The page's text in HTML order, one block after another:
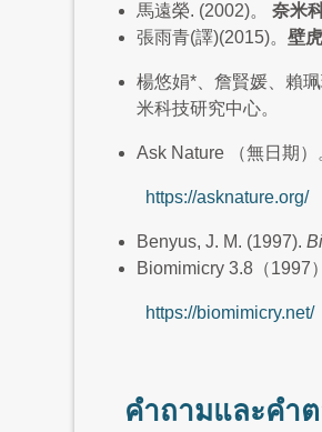
馬遠榮. (2002)。 奈米
張雨青(譯)(2015)。 壁
楊悠娟*、詹賢媛、賴
米科技研究中心。
Ask Nature （無日期）
https://asknature.org/
Benyus, J. M. (1997).
Biomimicry 3.8（1997
https://biomimicry.net/
คำถามและคำ